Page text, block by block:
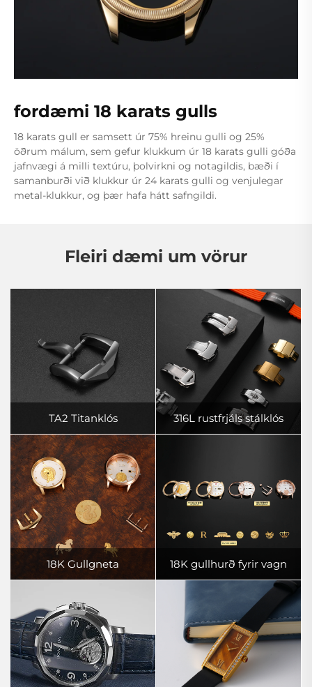
fordæmi 18 karats gulls
18 karats gull er samsett úr 75% hreinu gulli og 25%
öðrum málum, sem gefur klukkum úr 18 karats gulli góða
jafnvægi á milli textúru, þolvirkni og notagildis, bæði í
samanburði við klukkur úr 24 karats gulli og venjulegar
metal-klukkur, og þær hafa hátt safngildi.
Fleiri dæmi um vörur
TA2 Titanklós 316L rustfrjáls stálklós
18K Gullgneta 18K gullhurð fyrir vagn